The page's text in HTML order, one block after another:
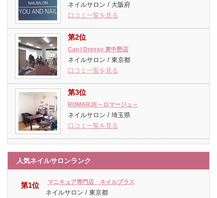
ネイルサロン / 大阪府
口コミ一覧を見る
第2位
Can I Dressy 東中野店
ネイルサロン / 東京都
口コミ一覧を見る
第3位
ROMARJE～ロマージュ～
ネイルサロン / 埼玉県
口コミ一覧を見る
人気ネイルサロンランク
第1位 マニキュア専門店 ネイルプラス
ネイルサロン / 東京都